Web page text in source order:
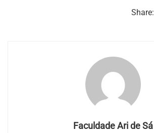
Share:
Faculdade Ari de Sá